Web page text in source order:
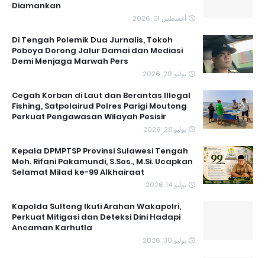
Diamankan
أغسطس 01, 2026
Di Tengah Polemik Dua Jurnalis, Tokoh
Poboya Dorong Jalur Damai dan Mediasi
Demi Menjaga Marwah Pers
يوليو 29, 2026
Cegah Korban di Laut dan Berantas Illegal
Fishing, Satpolairud Polres Parigi Moutong
Perkuat Pengawasan Wilayah Pesisir
يوليو 28, 2026
Kepala DPMPTSP Provinsi Sulawesi Tengah
Moh. Rifani Pakamundi, S.Sos., M.Si. Ucapkan
Selamat Milad ke-99 Alkhairaat
يوليو 14, 2026
Kapolda Sulteng Ikuti Arahan Wakapolri,
Perkuat Mitigasi dan Deteksi Dini Hadapi
Ancaman Karhutla
يوليو 30, 2026